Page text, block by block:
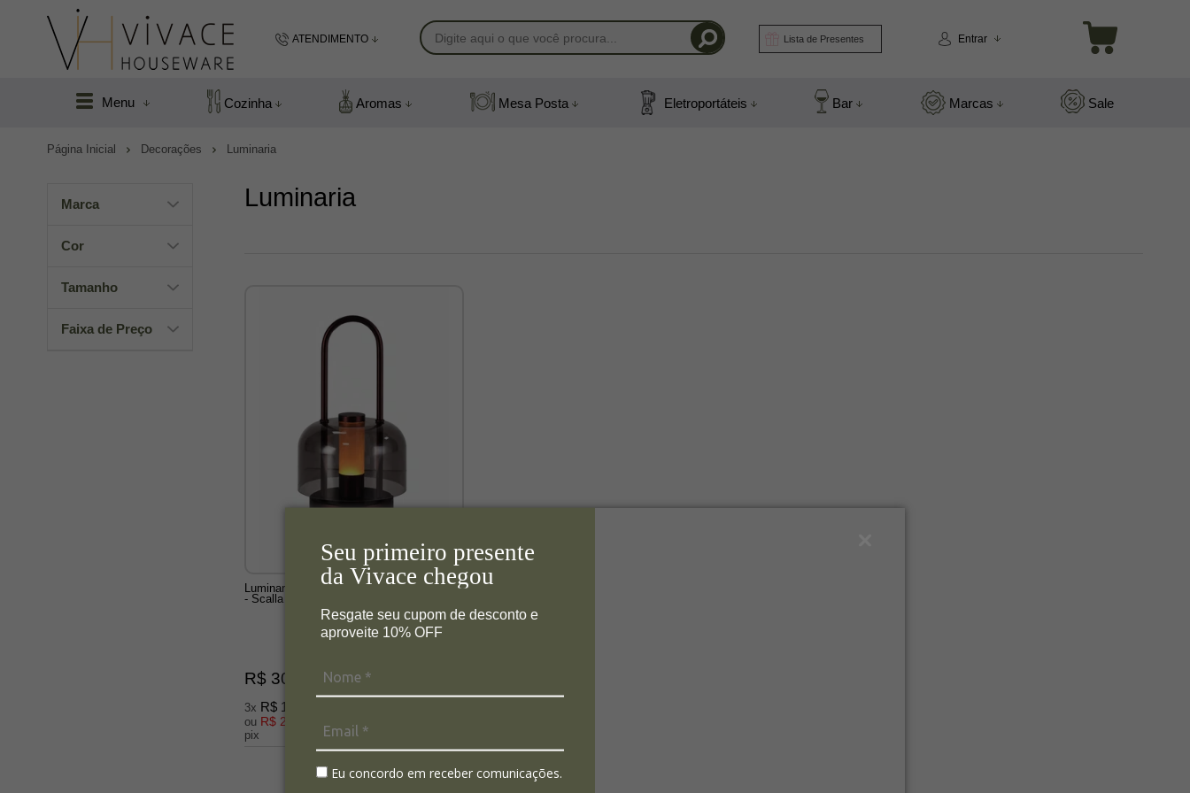
Seu primeiro presente
da Vivace chegou
Resgate seu cupom de desconto e
aproveite 10% OFF
Eu concordo em receber comunicações.
ATENDIMENTO
(48) 991831408
Lista de Presentes Entrar
Menu Cozinha Aromas Mesa Posta Eletroportáteis Bar Marcas Sale
Página Inicial Decorações Luminaria
Marca
Cor
Tamanho
Faixa de Preço
Luminaria
Luminaria Mesa Alca Metal Mr 14,5x26cm
- Scalla
R$ 309,00
3x R$ 103,00
ou R$ 293,55
pix